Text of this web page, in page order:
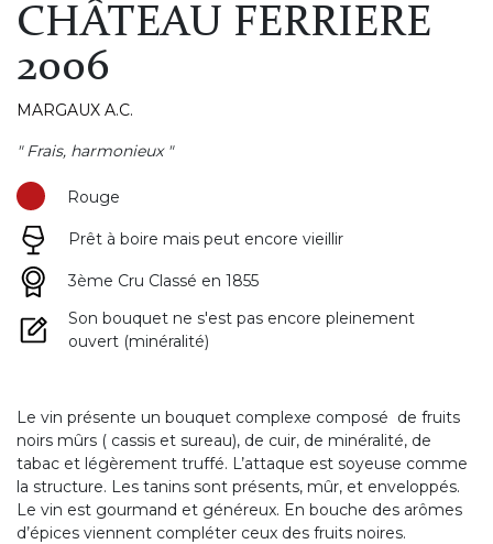
CHÂTEAU FERRIERE
2006
MARGAUX A.C.
" Frais, harmonieux "
Rouge
Prêt à boire mais peut encore vieillir
3ème Cru Classé en 1855
Son bouquet ne s'est pas encore pleinement
ouvert (minéralité)
Le vin présente un bouquet complexe composé de fruits
noirs mûrs ( cassis et sureau), de cuir, de minéralité, de
tabac et légèrement truffé. L’attaque est soyeuse comme
la structure. Les tanins sont présents, mûr, et enveloppés.
Le vin est gourmand et généreux. En bouche des arômes
d’épices viennent compléter ceux des fruits noires.